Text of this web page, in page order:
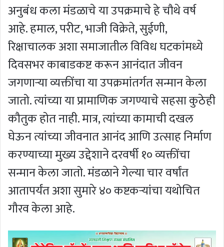
अनुबंध कला मंडळाचे या उपक्रमाचे हे चौथे वर्ष
आहे. हमाल, परीट, भाजी विक्रेते, सुईणी,
रिक्षाचालक अशा समाजातील विविध घटकांमध्ये
दिवसभर काबाडकष्ट करून आनंदात जीवन
जगणाऱ्या व्यक्तींचा या उपक्रमांतर्गत सन्मान केला
जातो. त्यांच्या या प्रामाणिक जगण्याचे सहसा कुठेही
कौतुक होत नाही. मात्र, त्यांच्या कामाची दखल
घेऊन त्यांच्या जीवनात आनंद आणि उत्साह निर्माण
करण्याच्या मुख्य उद्देशाने दरवर्षी १० व्यक्तींचा
सन्मान केला जातो. मंडळाने गेल्या चार वर्षांत
आतापर्यंत अशा सुमारे ४० कष्टकऱ्यांचा यथोचित
गौरव केला आहे.